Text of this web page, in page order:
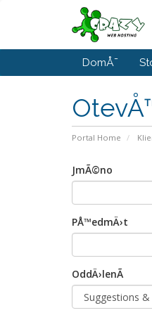
DomÅ¯
Portal Home
JmÃ©no
PÅ™edmÄ›t
OddÄ›lenÃ­